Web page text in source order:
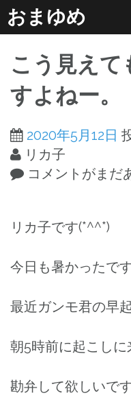
コ
ン
ン
ツ
ス
キ
ッ
プ
おまゆめ
こう見えて
すよねー。
2020年5月12日
リカ子
コメントがまだ
リカ子です(*^^*)
今日も暑かったです
最近ガンモ君の早
朝5時前に起こしに
勘弁して欲しいで